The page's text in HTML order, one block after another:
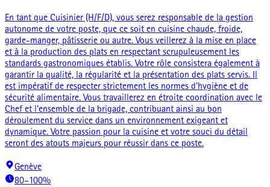
En tant que Cuisinier (H/F/D), vous serez responsable de la gestion
autonome de votre poste, que ce soit en cuisine chaude, froide,
garde-manger, pâtisserie ou autre. Vous veillerez à la mise en place
et à la production des plats en respectant scrupuleusement les
standards gastronomiques établis. Votre rôle consistera également à
garantir la qualité, la régularité et la présentation des plats servis. Il
est impératif de respecter strictement les normes d’hygiène et de
sécurité alimentaire. Vous travaillerez en étroite coordination avec le
Chef et l'ensemble de la brigade, contribuant ainsi au bon
déroulement du service dans un environnement exigeant et
dynamique. Votre passion pour la cuisine et votre souci du détail
seront des atouts majeurs pour réussir dans ce poste.
Genève
80–100%